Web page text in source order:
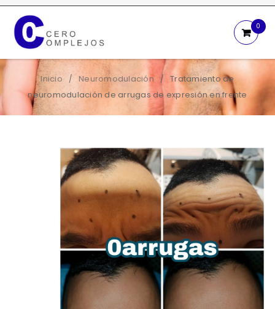
0
Inicio / Neuromodulación /
Tratamiento de
neuromodulación de arrugas de expresión en frente